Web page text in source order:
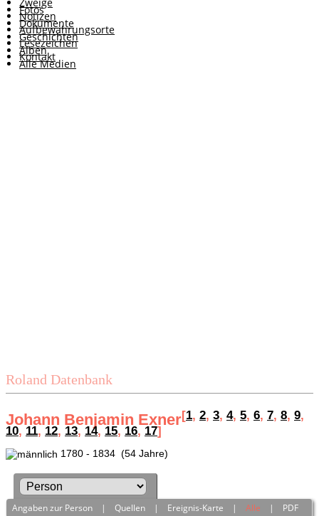
Fotos
Dokumente
Geschichten
Alben
Alle Medien
Notizen
Aufbewahrungsorte
Lesezeichen
Kontakt
Roland Datenbank
Johann Benjamin Exner[1, 2, 3, 4, 5, 6, 7, 8, 9,
10, 11, 12, 13, 14, 15, 16, 17]
1780 - 1834 (54 Jahre)
Angaben zur Person |Quellen | Ereignis-Karte |Alle | PDF